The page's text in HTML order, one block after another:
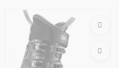
25/25.5 cm | 26/26.5 cm